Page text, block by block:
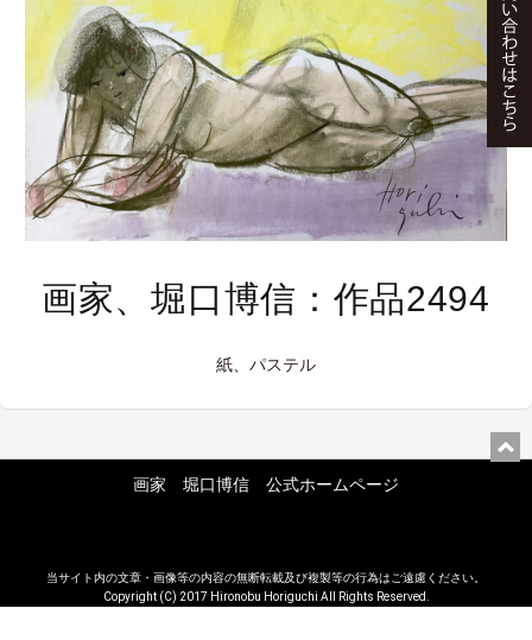
画家、堀口博信：作品2494
紙、パステル
画家 堀口博信 公式ホームページ
当サイト内の文章・画像等の内容の無断転載及び複製等の行為はご遠慮ください。
Copyright (C) 2017 Hironobu Horiguchi All Rights Reserved.